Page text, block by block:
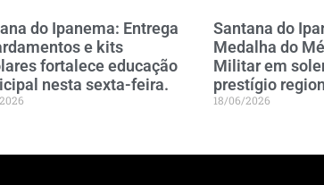
do Ipanema: Entrega
e kits
fortalece educação
nesta sexta-feira.
Santana do
Medalha do
Militar em
prestígio
18/06/2026